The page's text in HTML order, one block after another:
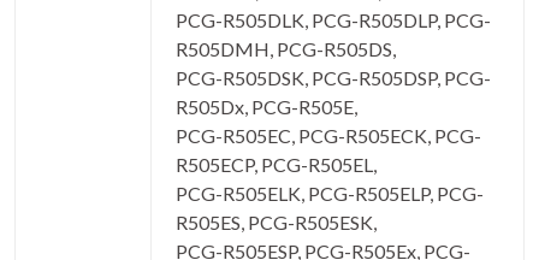
PCG-R505DLK, PCG-R505DLP, PCG-
R505DMH, PCG-R505DS,
PCG-R505DSK, PCG-R505DSP, PCG-
R505Dx, PCG-R505E,
PCG-R505EC, PCG-R505ECK, PCG-
R505ECP, PCG-R505EL,
PCG-R505ELK, PCG-R505ELP, PCG-
R505ES, PCG-R505ESK,
PCG-R505ESP, PCG-R505Ex, PCG-